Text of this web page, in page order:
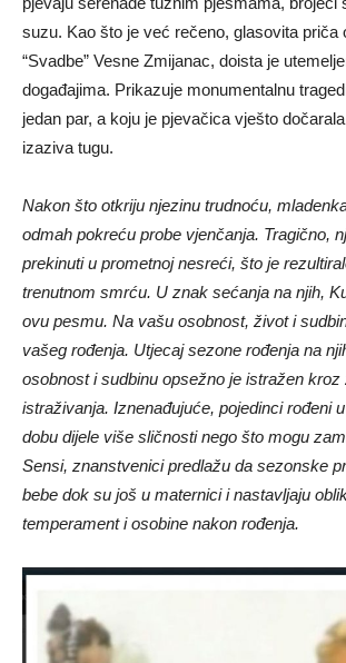
suzu. Kao što je već rečeno, glasovita priča
“Svadbe” Vesne Zmijanac, doista je
događajima. Prikazuje monumentalnu
jedan par, a koju je pjevačica vješto
izaziva tugu.
Nakon što otkriju njezinu trudnoću,
odmah pokreću probe vjenčanja. Tragično,
prekinuti u prometnoj nesreći, što je
trenutnom smrću. U znak sećanja na njih,
ovu pesmu. Na vašu osobnost, život i
vašeg rođenja. Utjecaj sezone rođenja na
osobnost i sudbinu opsežno je istražen kroz
istraživanja. Iznenađujuće, pojedinci rođeni
dobu dijele više sličnosti nego što mogu
Sensi, znanstvenici predlažu da sezonske
bebe dok su još u maternici i nastavljaju
temperament i osobine nakon rođenja.